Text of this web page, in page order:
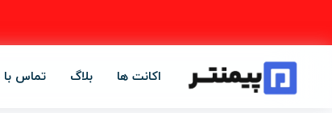
اکانت ها بلاگ تماس با